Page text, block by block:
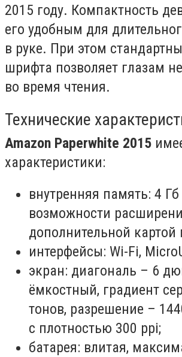
2015 году. Компактность
его удобным для
в руке. При этом
шрифта позволяет глазам
во время чтения.
Технические
Amazon Paperwhite 2015
характеристики:
внутренняя память: 4 Гб
возможности
дополнительной картой
интерфейсы: Wi-Fi,
экран: диагональ – 6
ёмкостный, градиент
тонов, разрешение –
с плотностью 300 ppi;
батарея: влитая,